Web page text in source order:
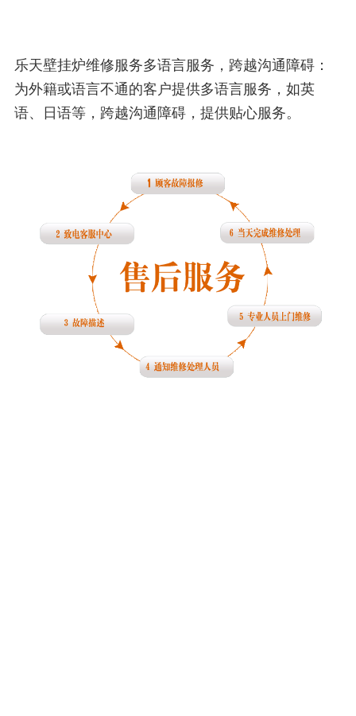
乐天壁挂炉维修服务多语言服务，跨越沟通障碍：
为外籍或语言不通的客户提供多语言服务，如英
语、日语等，跨越沟通障碍，提供贴心服务。